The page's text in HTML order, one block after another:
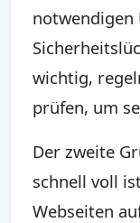
notwendigen
wichtig,
prüfen, um
Der zweite
schnell voll
Webseiten